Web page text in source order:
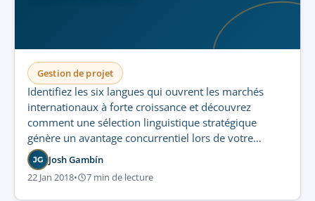
Gestion de projet
Identifiez les six langues qui ouvrent les marchés
internationaux à forte croissance et découvrez
comment une sélection linguistique stratégique
génère un avantage concurrentiel lors de votre
expansion mondiale.
JG Josh Gambín
22 Jan 2018• 7 min de lecture